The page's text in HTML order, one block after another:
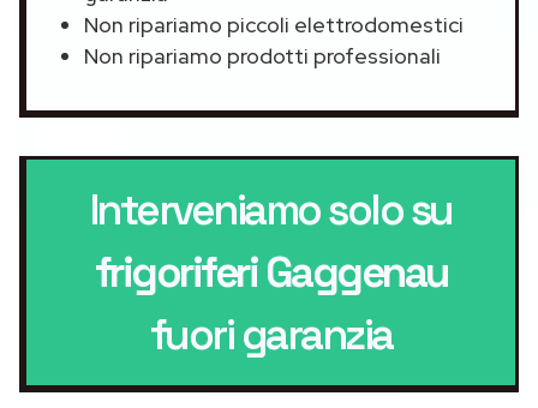
Non ripariamo piccoli elettrodomestici
Non ripariamo prodotti professionali
Interveniamo solo su
frigoriferi Gaggenau
fuori garanzia